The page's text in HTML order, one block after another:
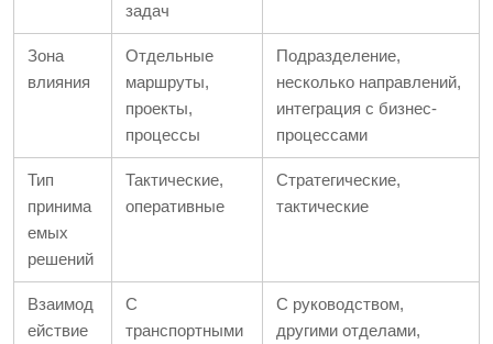
задач
Зона
влияния
Отдельные
маршруты,
проекты,
процессы
Подразделение,
несколько направлений,
интеграция с бизнес-
процессами
Тип
принима
емых
решений
Тактические,
оперативные
Стратегические,
тактические
Взаимод
ействие
С
транспортными
С руководством,
другими отделами,